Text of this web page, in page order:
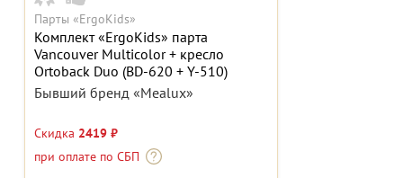
Парты «ErgoKids»
Комплект «ErgoKids» парта
Vancouver Multicolor + кресло
Ortoback Duo (BD-620 + Y-510)
Бывший бренд «Mealux»
Скидка 2419 ₽
при оплате по СБП